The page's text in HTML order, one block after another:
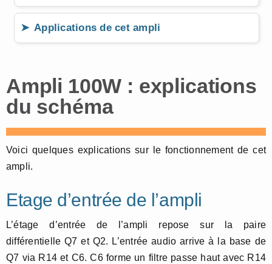
Applications de cet ampli
Ampli 100W : explications
du schéma
Voici quelques explications sur le fonctionnement de cet
ampli.
Etage d’entrée de l’ampli
L’étage d’entrée de l’ampli repose sur la paire
différentielle Q7 et Q2. L’entrée audio arrive à la base de
Q7 via R14 et C6. C6 forme un filtre passe haut avec R14